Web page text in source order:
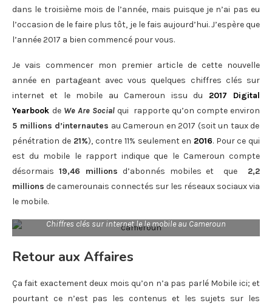
dans le troisième mois de l’année, mais puisque je n’ai pas eu
l’occasion de le faire plus tôt, je le fais aujourd’hui. J’espère que
l’année 2017 a bien commencé pour vous.
Je vais commencer mon premier article de cette nouvelle
année en partageant avec vous quelques chiffres clés sur
internet et le mobile au Cameroun issu du 2017 Digital
Yearbook de We Are Social qui rapporte qu’on compte environ
5 millions d’internautes au Cameroun en 2017 (soit un taux de
pénétration de21%), contre 11% seulement en 2016. Pour ce qui
est du mobile le rapport indique que le Cameroun compte
désormais 19,46 millions d’abonnés mobiles et que
2,2
millions de camerounais connectés sur les réseaux sociaux via
le mobile.
Chiffres clés sur internet le le mobile au Cameroun
Retour aux Affaires
Ça fait exactement deux mois qu’on n’a pas parlé Mobile ici; et
pourtant ce n’est pas les contenus et les sujets sur les